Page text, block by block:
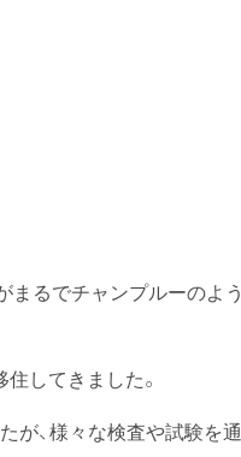
まるでチャンプルーのよう
してきました。
が、様々な検査や試験を通